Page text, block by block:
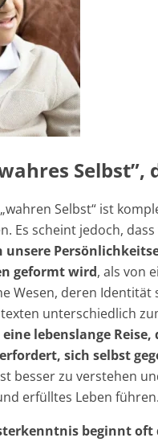
Selbst“ ist
Es scheint jedoch,
geformt wird, als von
Wesen, deren
unterschiedlich
lebenslange
sich selbst
besser zu verstehen
erfülltes Leben führen.
beginnt